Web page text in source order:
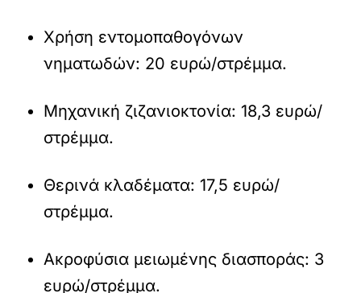
Χρήση εντοµοπαθογόνων
νηµατωδών: 20 ευρώ/στρέµµα.
Μηχανική ζιζανιοκτονία: 18,3 ευρώ/
στρέµµα.
Θερινά κλαδέµατα: 17,5 ευρώ/
στρέµµα.
Ακροφύσια µειωµένης διασποράς: 3
ευρώ/στρέµµα.